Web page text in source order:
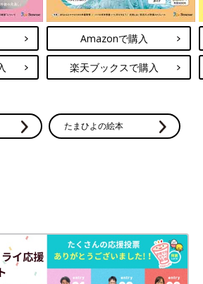
と輝いていて、ハートの形がキュンとす
えそうですね。
ンがキュート！「マシュマロフ
ーカ」
Amazonで購入
楽天ブックスで購入
たまひよの絵本